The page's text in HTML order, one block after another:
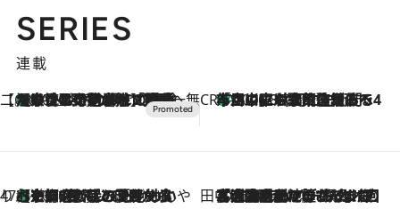
SERIES
連載
【CREA×星野リゾート】唯一無二。癒しと発見が待つ場所へ
2026.8.7
【トンボの足水浴】ヒノキの香りに包まれて涼感マックス！約13℃の湧水かけ流しを避暑地「星野温泉 トンボの湯」で体験 CREA'S CHOICE
2026.8.7
「立川にも歌舞伎があるんだよ」 片岡仁左衛門・市川中車ら豪華座組みで4年目の立川立飛歌舞伎へ
47都道府県の手みやげ ひんやりスイーツで夏を満喫
2026.8.7
【京都府】この夏絶対食べたい 冷やしておいしいおやつ3選 ひと口目から心を掴む新緑のテリーヌ 田中稲の勝手に再ブーム
2026.8.7
「湘南乃風に憧れて」観客大盛上がりの“タオル回し”に、ラッパー顔負けの高速歌唱まで…さだまさし（74）のアグレッシブすぎる現在地